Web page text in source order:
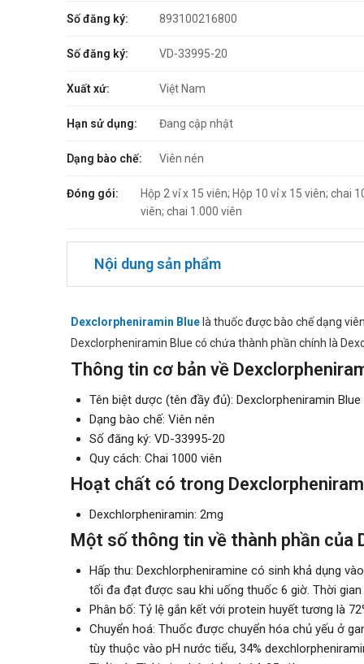
Số đăng ký: 893100216800
Số đăng ký: VD-33995-20
Xuất xứ: Việt Nam
Hạn sử dụng: Đang cập nhật
Dạng bào chế: Viên nén
Đóng gói:
Hộp 2 vỉ x 15 viên; Hộp 10 vỉ x 15 viên; chai
viên; chai 1.000 viên
Nội dung sản phẩm
Dexclorpheniramin Blue là thuốc được bào chế dạng
Dexclorpheniramin Blue có chứa thành phần chính là
Thông tin cơ bản về
Tên biệt dược (tên đầy đủ): Dexclorpheniramin Blue
Dạng bào chế: Viên nén
Số đăng ký: VD-33995-20
Quy cách: Chai 1000 viên
Hoạt chất có trong
Dexchlorpheniramin: 2mg
Một số thông tin về thành phần của
Hấp thu: Dexchlorpheniramine có sinh khả dụng
tối đa đạt được sau khi uống thuốc 6 giờ. Thời
Phân bố: Tỷ lệ gắn kết với protein huyết tương là
Chuyển hoá: Thuốc được chuyển hóa chủ yếu ở
tùy thuộc vào pH nước tiểu, 34%